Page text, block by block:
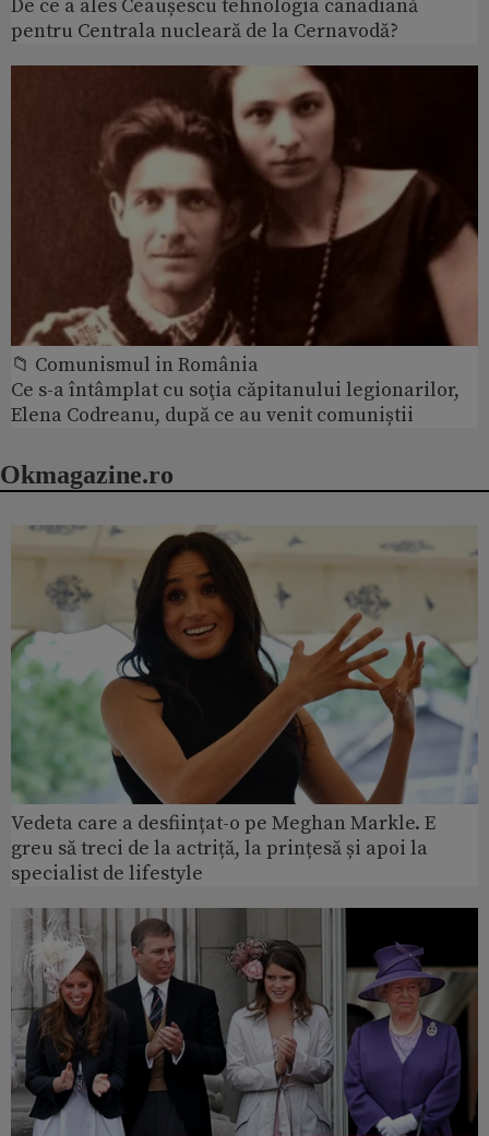
De ce a ales Ceaușescu tehnologia canadiană
pentru Centrala nucleară de la Cernavodă?
📁 Comunismul in România
Ce s-a întâmplat cu soţia căpitanului legionarilor,
Elena Codreanu, după ce au venit comuniștii
Okmagazine.ro
Vedeta care a desființat-o pe Meghan Markle. E
greu să treci de la actriță, la prințesă și apoi la
specialist de lifestyle